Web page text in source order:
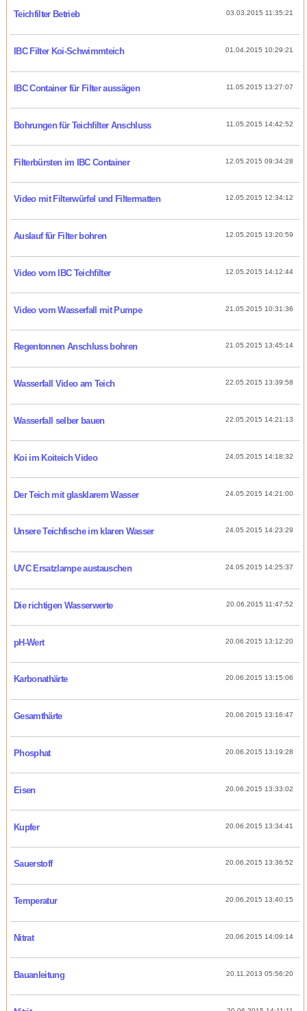
03.03.2015 11:35:21
Teichfilter Betrieb
01.04.2015 10:29:21
IBC Filter Koi-Schwimmteich
11.05.2015 13:27:07
IBC Container für Filter aussägen
11.05.2015 14:42:52
Bohrungen für Teichfilter Anschluss
12.05.2015 09:34:28
Filterbürsten im IBC Container
12.05.2015 12:34:12
Video mit Filterwürfel und Filtermatten
12.05.2015 13:20:59
Auslauf für Filter bohren
12.05.2015 14:12:44
Video vom IBC Teichfilter
21.05.2015 10:31:36
Video vom Wasserfall mit Pumpe
21.05.2015 13:45:14
Regentonnen Anschluss bohren
22.05.2015 13:39:58
Wasserfall Video am Teich
22.05.2015 14:21:13
Wasserfall selber bauen
24.05.2015 14:18:32
Koi im Koiteich Video
24.05.2015 14:21:00
Der Teich mit glasklarem Wasser
24.05.2015 14:23:29
Unsere Teichfische im klaren Wasser
24.05.2015 14:25:37
UVC Ersatzlampe austauschen
20.06.2015 11:47:52
Die richtigen Wasserwerte
20.06.2015 13:12:20
pH-Wert
20.06.2015 13:15:06
Karbonathärte
20.06.2015 13:16:47
Gesamthärte
20.06.2015 13:19:28
Phosphat
20.06.2015 13:33:02
Eisen
20.06.2015 13:34:41
Kupfer
20.06.2015 13:36:52
Sauerstoff
20.06.2015 13:40:15
Temperatur
20.06.2015 14:09:14
Nitrat
20.11.2013 05:56:20
Bauanleitung